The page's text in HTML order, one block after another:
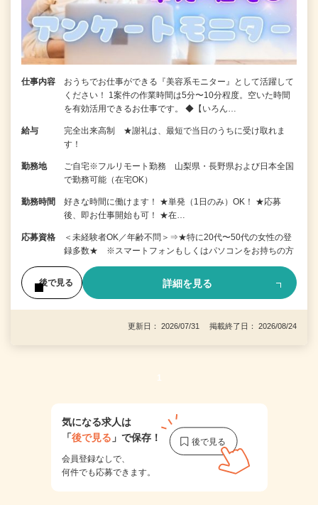
仕事内容
おうちでお仕事ができる『美容系モニター』として活躍して
ください！ 1案件の作業時間は5分〜10分程度。空いた時間
を有効活用できるお仕事です。 ◆【いろん…
給与
完全出来高制 ★謝礼は、最短で当日のうちに受け取れま
す！
勤務地
ご自宅※フルリモート勤務 山梨県・長野県および日本全国
で勤務可能（在宅OK）
勤務時間
好きな時間に働けます！ ★単発（1日のみ）OK！ ★応募
後、即お仕事開始も可！ ★在…
応募資格
＜未経験者OK／年齢不問＞⇒★特に20代〜50代の女性の登
録多数★ ※スマートフォンもしくはパソコンをお持ちの方
後で見る 詳細を見る
更新日： 2026/07/31 掲載終了日： 2026/08/24
1
気になる求人は
「後で見る 」で保存！
会員登録なしで、
何件でも応募できます。